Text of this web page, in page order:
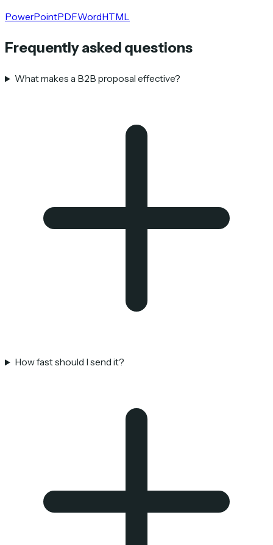
PowerPointPDFWordHTML
Frequently asked questions
What makes a B2B proposal effective?
How fast should I send it?